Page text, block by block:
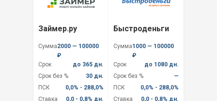
Займер.ру
Сумма2000 — 100000
₽
Срок
до 365 дн.
Срок без %
30 дн.
ПСК
0,0% - 288,0%
Ставка
0,0 - 0,8% дн.
Быстроденьги
Сумма1000 — 100000
₽
Срок
до 1080 дн.
Срок без %
—
ПСК
0,0% - 288,0%
Ставка
0,0 - 0,8% дн.